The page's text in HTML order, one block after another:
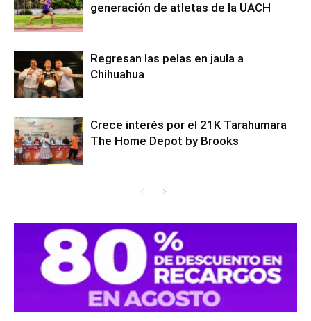
generación de atletas de la UACH
Regresan las pelas en jaula a
Chihuahua
Crece interés por el 21K Tarahumara
The Home Depot by Brooks